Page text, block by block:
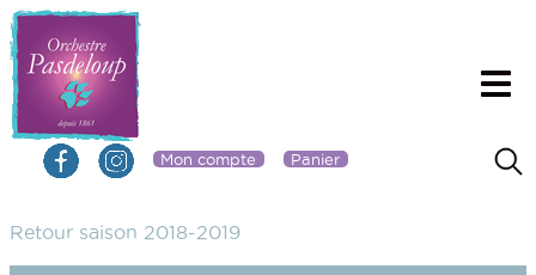
Mon compte Panier
Retour saison 2018-2019